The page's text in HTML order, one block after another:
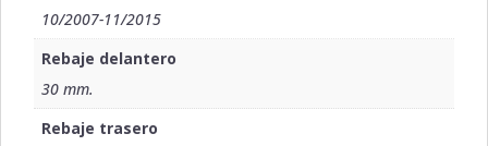
10/2007-11/2015
Rebaje delantero
30 mm.
Rebaje trasero